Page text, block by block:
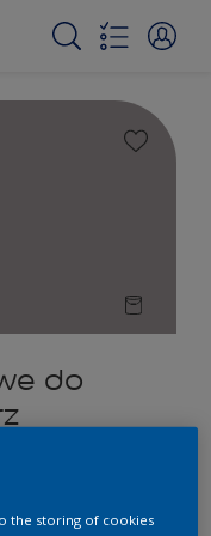
do
the storing of cookies